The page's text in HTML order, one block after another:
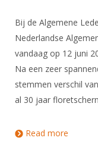
Bij de Algemene
Nederlandse
vandaag op 12 juni
Na een zeer
stemmen verschil
al 30 jaar
Read more